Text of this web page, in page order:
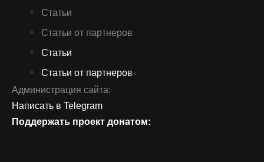
Статьи
Статьи от партнеров
Статьи
Статьи от партнеров
Администрация сайта:
Написать в Telegram
Поддержать проект донатом: